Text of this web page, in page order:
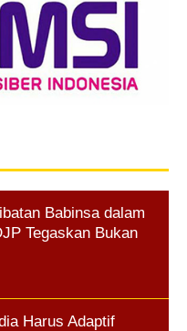
Babinsa dalam
Tegaskan Bukan
Harus Adaptif